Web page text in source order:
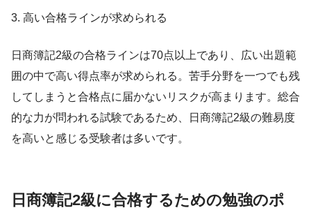
3. 高い合格ラインが求められる
日商簿記2級の合格ラインは70点以上であり、広い出題範
囲の中で高い得点率が求められる。苦手分野を一つでも残
してしまうと合格点に届かないリスクが高まります。総合
的な力が問われる試験であるため、日商簿記2級の難易度
を高いと感じる受験者は多いです。
日商簿記2級に合格するための勉強のポ